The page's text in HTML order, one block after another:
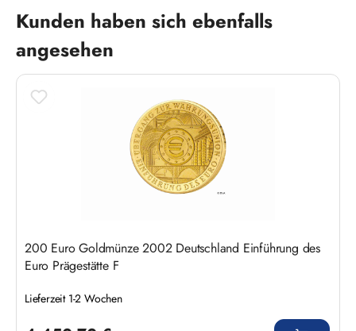
Produktgalerie überspringen
Kunden haben sich ebenfalls
angesehen
200 Euro Goldmünze 2002 Deutschland Einführung des
Euro Prägestätte F
Lieferzeit 1-2 Wochen